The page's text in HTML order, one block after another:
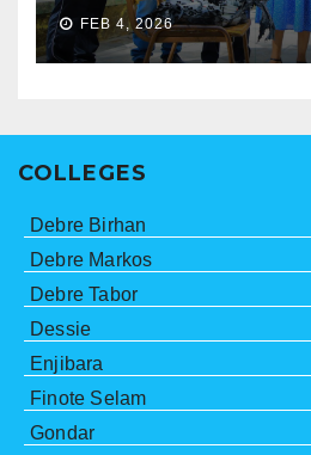
FEB 4, 2026
COLLEGES
Debre Birhan
Debre Markos
Debre Tabor
Dessie
Enjibara
Finote Selam
Gondar